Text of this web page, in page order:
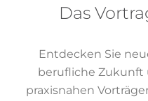
Das
Entdecken Sie
berufliche Zukunft
praxisnahen